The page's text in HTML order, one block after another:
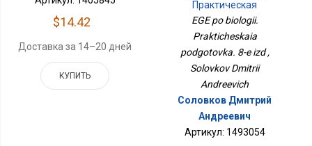
$14.42
Доставка за 14–20 дней
КУПИТЬ
Практическая
Подготовка. 8-Е Изд
EGE po biologii.
Prakticheskaia
podgotovka. 8-e izd ,
Solovkov Dmitrii
Andreevich
Соловков Дмитрий
Андреевич
Артикул: 1493054